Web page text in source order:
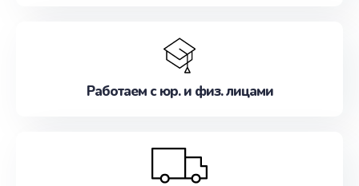
Работаем с юр. и физ. лицами